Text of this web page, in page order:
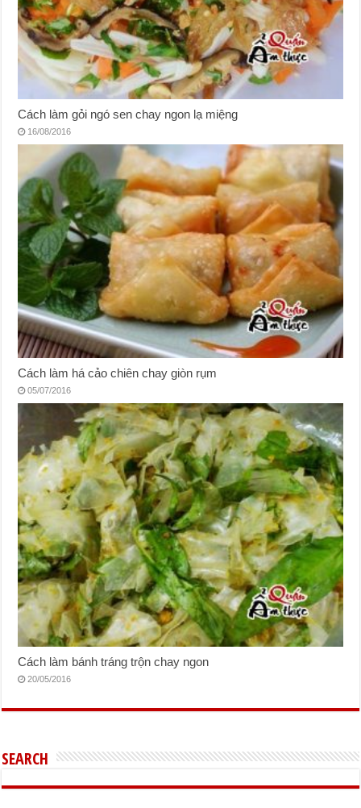
Cách làm gỏi ngó sen chay ngon lạ miệng
16/08/2016
Cách làm há cảo chiên chay giòn rụm
05/07/2016
Cách làm bánh tráng trộn chay ngon
20/05/2016
SEARCH